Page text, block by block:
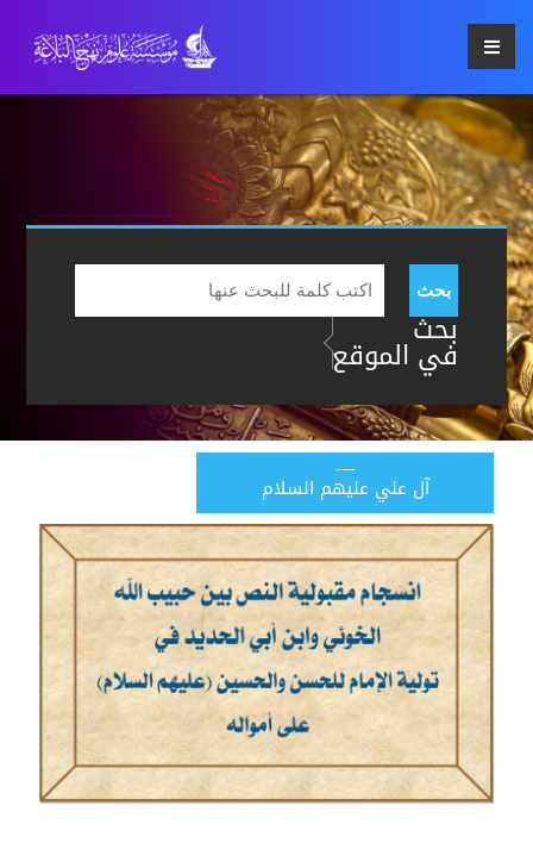
بحث
بحث
في الموقع
آل علي عليهم السلام